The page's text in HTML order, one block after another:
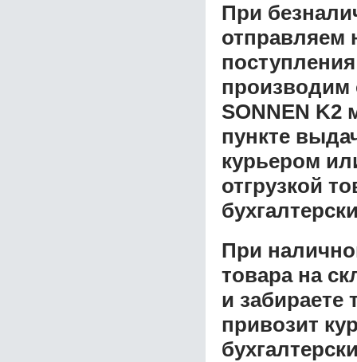
При
отправляем
производим
SONNEN K2
пункте
курьером
отгрузкой
При
товара на
и забираете
привозит